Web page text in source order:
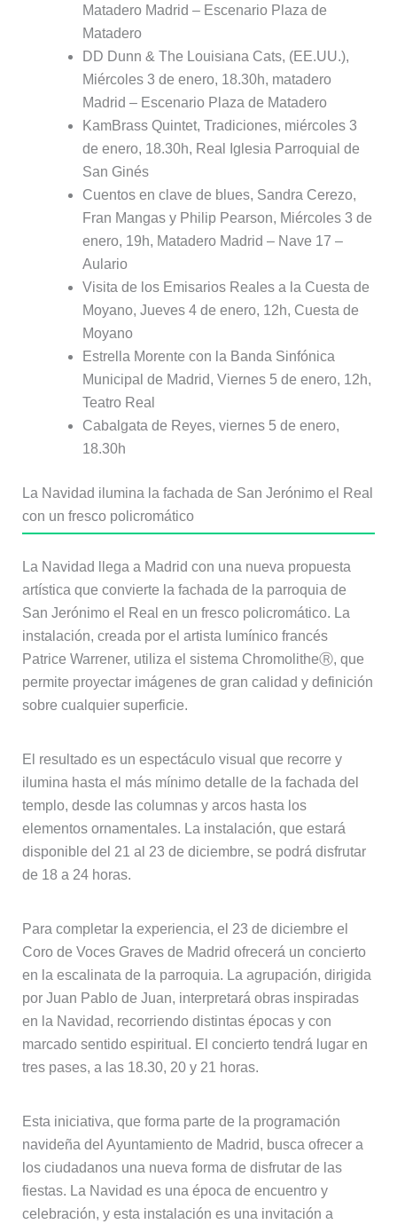
Matadero Madrid – Escenario Plaza de
Matadero
DD Dunn & The Louisiana Cats, (EE.UU.),
Miércoles 3 de enero, 18.30h, matadero
Madrid – Escenario Plaza de Matadero
KamBrass Quintet, Tradiciones, miércoles 3
de enero, 18.30h, Real Iglesia Parroquial de
San Ginés
Cuentos en clave de blues, Sandra Cerezo,
Fran Mangas y Philip Pearson, Miércoles 3 de
enero, 19h, Matadero Madrid – Nave 17 –
Aulario
Visita de los Emisarios Reales a la Cuesta de
Moyano, Jueves 4 de enero, 12h, Cuesta de
Moyano
Estrella Morente con la Banda Sinfónica
Municipal de Madrid, Viernes 5 de enero, 12h,
Teatro Real
Cabalgata de Reyes, viernes 5 de enero,
18.30h
La Navidad ilumina la fachada de San Jerónimo el Real
con un fresco policromático
La Navidad llega a Madrid con una nueva propuesta
artística que convierte la fachada de la parroquia de
San Jerónimo el Real en un fresco policromático. La
instalación, creada por el artista lumínico francés
Patrice Warrener, utiliza el sistema ChromolitheⓇ, que
permite proyectar imágenes de gran calidad y definición
sobre cualquier superficie.
El resultado es un espectáculo visual que recorre y
ilumina hasta el más mínimo detalle de la fachada del
templo, desde las columnas y arcos hasta los
elementos ornamentales. La instalación, que estará
disponible del 21 al 23 de diciembre, se podrá disfrutar
de 18 a 24 horas.
Para completar la experiencia, el 23 de diciembre el
Coro de Voces Graves de Madrid ofrecerá un concierto
en la escalinata de la parroquia. La agrupación, dirigida
por Juan Pablo de Juan, interpretará obras inspiradas
en la Navidad, recorriendo distintas épocas y con
marcado sentido espiritual. El concierto tendrá lugar en
tres pases, a las 18.30, 20 y 21 horas.
Esta iniciativa, que forma parte de la programación
navideña del Ayuntamiento de Madrid, busca ofrecer a
los ciudadanos una nueva forma de disfrutar de las
fiestas. La Navidad es una época de encuentro y
celebración, y esta instalación es una invitación a